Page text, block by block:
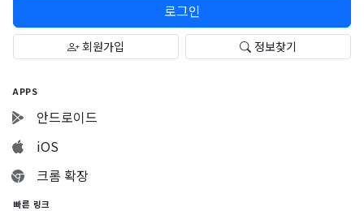
로그인
회원가입 정보찾기
APPS
안드로이드
iOS
크롬 확장
빠른 링크